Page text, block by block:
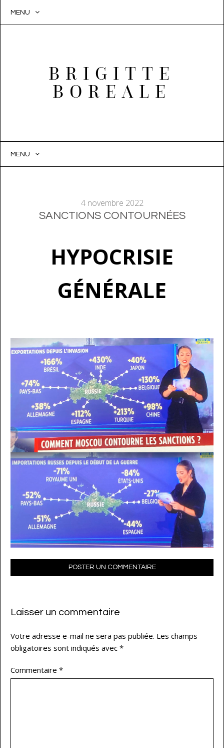
MENU
BRIGITTE
BOREALE
MENU
4 novembre 2022
SANCTIONS CONTOURNÉES
HYPOCRISIE
GÉNÉRALE
POSTER UN COMMENTAIRE
Laisser un commentaire
Votre adresse e-mail ne sera pas publiée. Les champs
obligatoires sont indiqués avec *
Commentaire *